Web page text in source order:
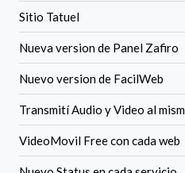
Sitio Tatuel
Nueva version de Panel Zafiro
Nuevo version de FacilWeb
Transmití Audio y Video al
VideoMovil Free con cada web